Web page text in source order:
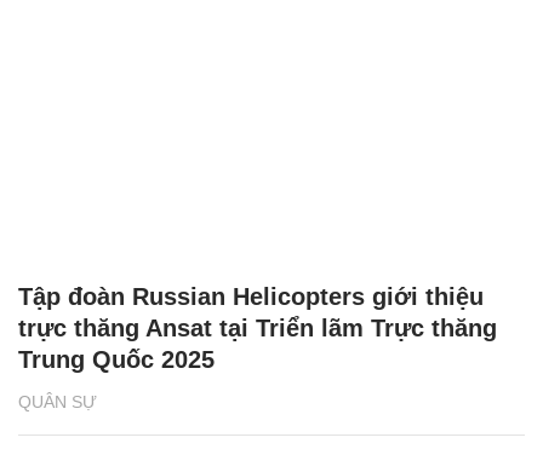
QUÂN SỰ
Tập đoàn Russian Helicopters giới thiệu
trực thăng Ansat tại Triển lãm Trực thăng
Trung Quốc 2025